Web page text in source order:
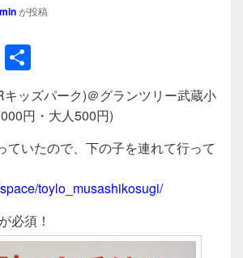
が投稿
Li
有
キッズパーク)＠グランツリー武蔵小
円・大人500円)
ていたので、下の子を連れて行って
toylo_musashikosugi/
必須！